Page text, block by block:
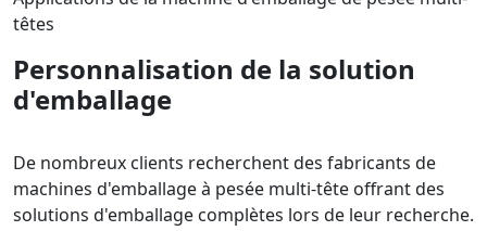
têtes
Personnalisation de la solution
d'emballage
De nombreux clients recherchent des fabricants de
machines d'emballage à pesée multi-tête offrant des
solutions d'emballage complètes lors de leur recherche.